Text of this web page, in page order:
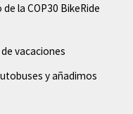
la COP30 BikeRide
vacaciones
y añadimos